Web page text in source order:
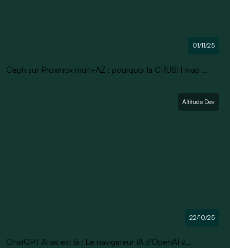
01/11/25
Ceph sur Proxmox multi-AZ : pourquoi la CRUSH map ...
Altitude Dev
22/10/25
ChatGPT Atlas est là : Le navigateur IA d'OpenAI v...